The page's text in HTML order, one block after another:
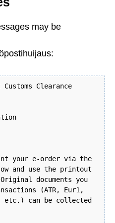
may be
Clearance
your e-order via the
and use the printout
documents you
(ATR, Eur1,
can be collected